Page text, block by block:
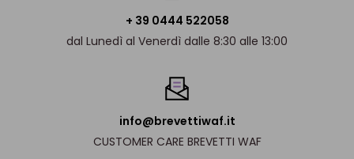
+ 39 0444 522058
dal Lunedì al Venerdì dalle 8:30 alle 13:00
info@brevettiwaf.it
CUSTOMER CARE BREVETTI WAF